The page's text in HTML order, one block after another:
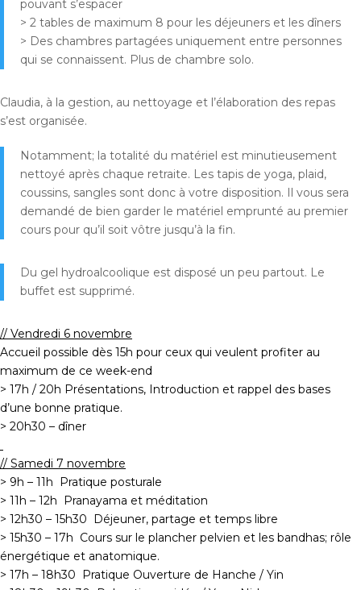
pouvant s’espacer
> 2 tables de maximum 8 pour les déjeuners et les dîners
> Des chambres partagées uniquement entre personnes
qui se connaissent. Plus de chambre solo.
Claudia, à la gestion, au nettoyage et l’élaboration des repas
s’est organisée.
Notamment; la totalité du matériel est minutieusement
nettoyé après chaque retraite. Les tapis de yoga, plaid,
coussins, sangles sont donc à votre disposition. Il vous sera
demandé de bien garder le matériel emprunté au premier
cours pour qu’il soit vôtre jusqu’à la fin.
Du gel hydroalcoolique est disposé un peu partout. Le
buffet est supprimé.
// Vendredi 6 novembre
Accueil possible dès 15h pour ceux qui veulent profiter au
maximum de ce week-end
> 17h / 20h Présentations, Introduction et rappel des bases
d’une bonne pratique.
> 20h30 – dîner
// Samedi 7 novembre
> 9h – 11h Pratique posturale
> 11h – 12h Pranayama et méditation
> 12h30 – 15h30 Déjeuner, partage et temps libre
> 15h30 – 17h Cours sur le plancher pelvien et les bandhas; rôle
énergétique et anatomique.
> 17h – 18h30 Pratique Ouverture de Hanche / Yin